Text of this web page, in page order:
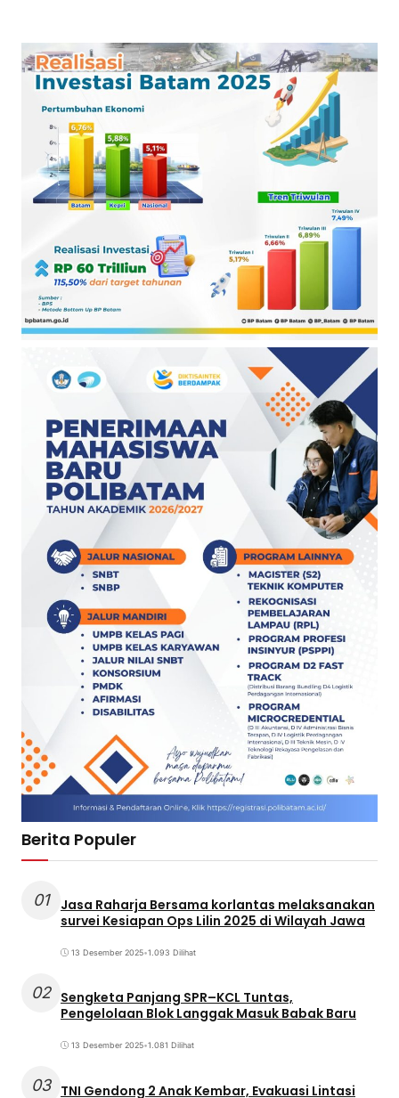
Berita Populer
01
Jasa Raharja Bersama korlantas melaksanakan
survei Kesiapan Ops Lilin 2025 di Wilayah Jawa
13 Desember 2025•1.093 Dilihat
02 Sengketa Panjang SPR–KCL Tuntas,
Pengelolaan Blok Langgak Masuk Babak Baru
13 Desember 2025•1.081 Dilihat
03 TNI Gendong 2 Anak Kembar, Evakuasi Lintasi